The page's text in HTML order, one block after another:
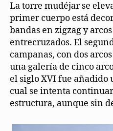
La torre mudéjar se
primer cuerpo está
bandas en zigzag y
entrecruzados. El
campanas, con dos
una galería de cinco
el siglo XVI fue añadido
cual se intenta
estructura, aunque sin